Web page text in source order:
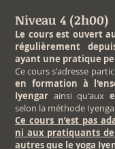
Niveau 4 (2h00)
Le cours est ouvert
régulièrement
ayant une pratique
Ce cours s'adresse
en formation à
Iyengar ainsi qu'aux
selon la méthode
Ce cours n’est pas
ni aux pratiquants
autres que le yoga